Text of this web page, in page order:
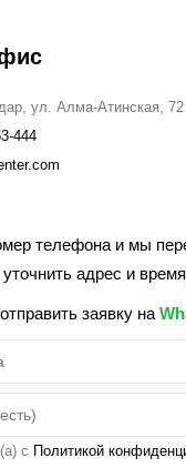
ул. Алма-Атинская, 72
444
телефона и мы
адрес и
заявку на
с Политикой